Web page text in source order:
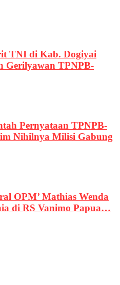
TNI di Kab. Dogiyai
Gerilyawan TPNPB-
Pernyataan TPNPB-
Nihilnya Milisi Gabung
OPM’ Mathias Wenda
di RS Vanimo Papua…